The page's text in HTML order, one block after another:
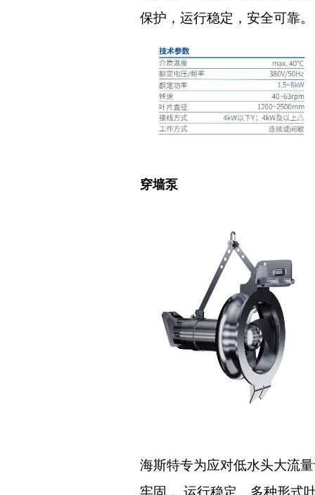
保护，运行稳定，安全可靠。
穿墙泵
海斯特专为应对低水头大流